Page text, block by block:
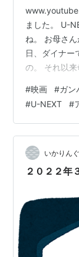
ました。 U-
ね。 お母さ
日、ダイナー
の。 それ以
ってしまって
われているこ
主人公が助け
あるあるな話
ところどころ
ち…
#映画 #ガン
#U-NEXT #
いかりん
２０２２年